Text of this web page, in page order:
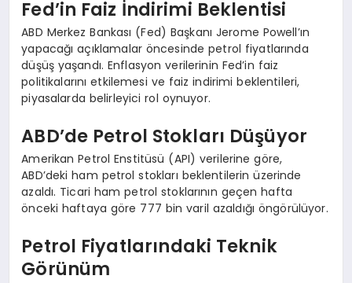
Fed’in Faiz İndirimi Beklentisi
ABD Merkez Bankası (Fed) Başkanı Jerome Powell’ın
yapacağı açıklamalar öncesinde petrol fiyatlarında
düşüş yaşandı. Enflasyon verilerinin Fed’in faiz
politikalarını etkilemesi ve faiz indirimi beklentileri,
piyasalarda belirleyici rol oynuyor.
ABD’de Petrol Stokları Düşüyor
Amerikan Petrol Enstitüsü (API) verilerine göre,
ABD’deki ham petrol stokları beklentilerin üzerinde
azaldı. Ticari ham petrol stoklarının geçen hafta
önceki haftaya göre 777 bin varil azaldığı öngörülüyor.
Petrol Fiyatlarındaki Teknik
Görünüm